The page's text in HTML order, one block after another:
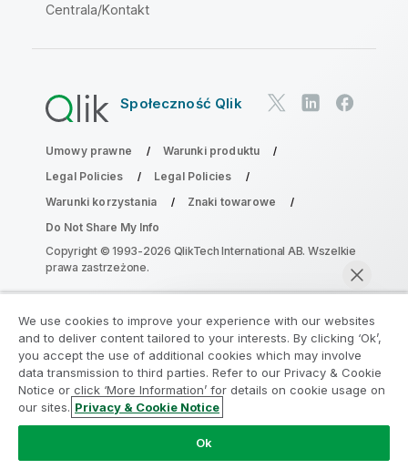
Rozmawiaj teraz
Centrala/Kontakt
Społeczność Qlik
Umowy prawne
Warunki produktu
Legal Policies
Legal Policies
Warunki korzystania
Znaki towarowe
Do Not Share My Info
Copyright © 1993-2026 QlikTech International AB. Wszelkie
prawa zastrzeżone.
Dołącz do Programu Modernizacji
Analityki
Przeprowadź modernizację bez szkody dla Twoich
cennych aplikacji QlikView za pomocą programu
Analytics Modernization Program.
uzyskać więcej informacji lub skontaktuj się z nami:
We use cookies to improve your experience with our websites
and to deliver content tailored to your interests. By clicking ‘Ok’,
you accept the use of additional cookies which may involve
data transmission to third parties. Refer to our Privacy & Cookie
Notice or click ‘More Information’ for details on cookie usage on
our sites. Privacy & Cookie Notice
Ok